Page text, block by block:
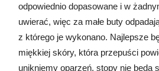
odpowiednio dopasowane i w
uwierać, więc za małe buty
z którego je wykonano. Najlepsze
miękkiej skóry, która przepuści
unikniemy oparzeń, stopy nie będą